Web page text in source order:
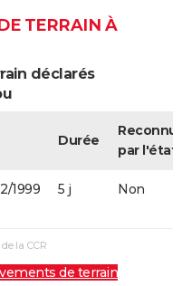
TERRAIN À
déclarés
Durée
par l'état
1999 5 j Non
la CCR
de terrain